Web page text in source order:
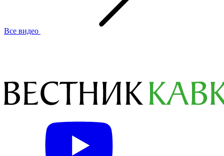
Все видео